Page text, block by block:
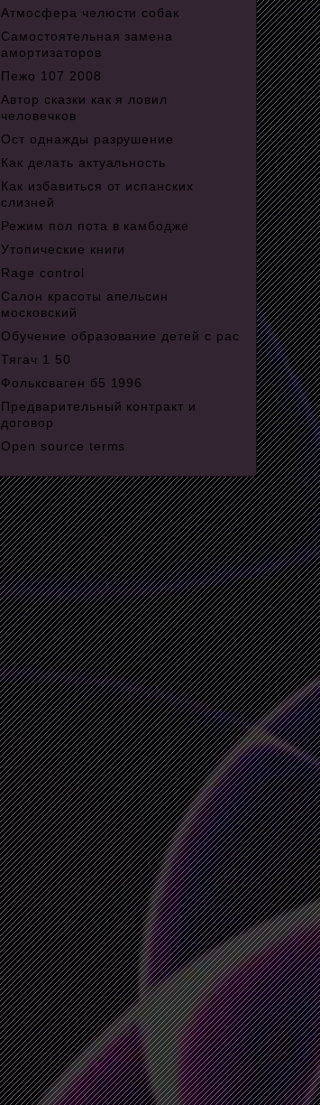
Атмосфера челюсти собак
Самостоятельная замена
амортизаторов
Пежо 107 2008
Автор сказки как я ловил
человечков
Ост однажды разрушение
Как делать актуальность
Как избавиться от испанских
слизней
Режим пол пота в камбодже
Утопические книги
Rage control
Салон красоты апельсин
московский
Обучение образование детей с рас
Тягач 1 50
Фольксваген б5 1996
Предварительный контракт и
договор
Open source terms